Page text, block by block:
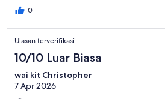
0
Ulasan terverifikasi
10/10 Luar Biasa
wai kit Christopher
7 Apr 2026